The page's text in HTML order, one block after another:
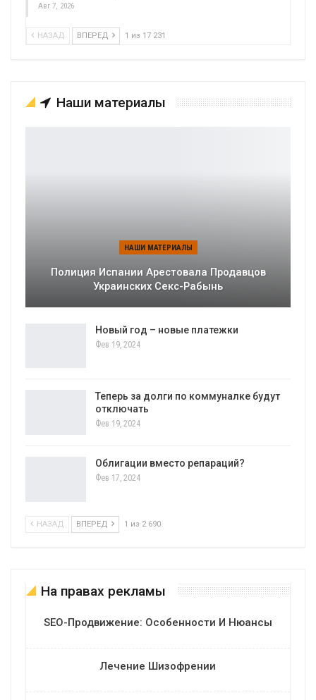
Авг 7, 2026
НАЗАД ВПЕРЕД 1 из 17 231
Наши материалы
НАШИ МАТЕРИАЛЫ
Полиция Испании Арестовала Продавцов
Украинских Секс-Рабынь
Новый год – новые платежки
Фев 19, 2024
Теперь за долги по коммуналке будут
отключать
Фев 19, 2024
Облигации вместо репараций?
Фев 17, 2024
НАЗАД ВПЕРЕД 1 из 2 690
На правах рекламы
SEO-Продвижение: Особенности И Нюансы
Лечение Шизофрении